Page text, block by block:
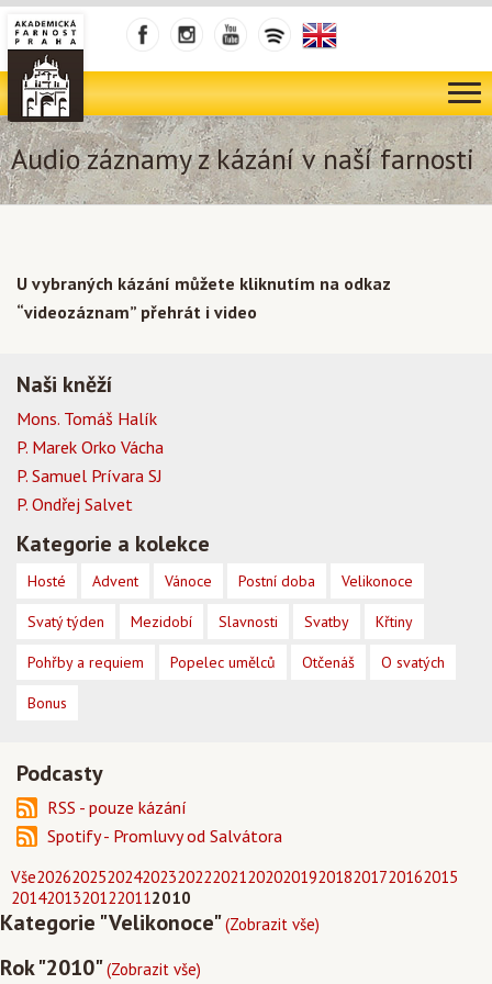
Audio záznamy z kázání v naší farnosti
Vše202620252024202320222021202020192018201720162015
20142013201220112010
Kategorie "Velikonoce"(Zobrazit vše)
Rok "2010"(Zobrazit vše)
U vybraných kázání můžete kliknutím na odkaz
“videozáznam” přehrát i video
Naši kněží
Mons. Tomáš Halík
P. Marek Orko Vácha
P. Samuel Prívara SJ
P. Ondřej Salvet
Kategorie a kolekce
Hosté Advent Vánoce Postní doba Velikonoce
Svatý týden Mezidobí Slavnosti Svatby Křtiny
Pohřby a requiem Popelec umělců Otčenáš O svatých
Bonus
Podcasty
RSS - pouze kázání
Spotify - Promluvy od Salvátora